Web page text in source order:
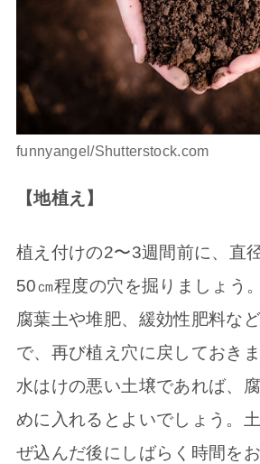
funnyangel/Shutterstock.com
【地植え】
植え付けの2〜3週間前に、直
50㎝程度の穴を掘りましょう
腐葉土や堆肥、緩効性肥料な
で、再び植え穴に戻しておき
水はけの悪い土壌であれば、
めに入れるとよいでしょう。
ぜ込んだ後にしばらく時間を